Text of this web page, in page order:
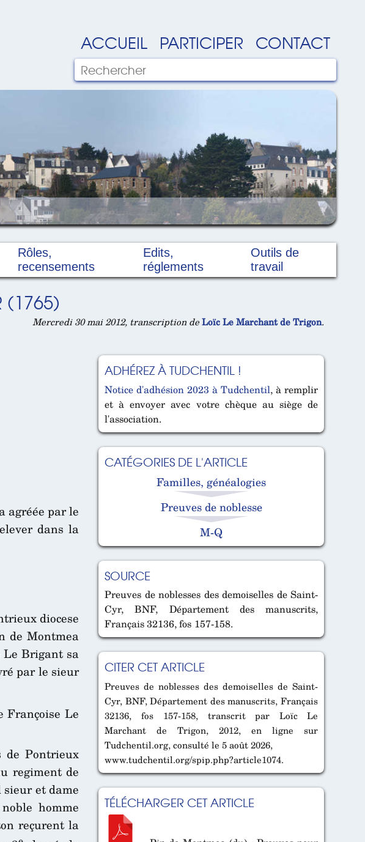
ACCUEIL PARTICIPER CONTACT
Rôles,
recensements
Edits,
réglements
Outils de
travail
(1765)
Mercredi 30 mai 2012, transcription deLoïc Le Marchant de Trigon.
ADHÉREZ À TUDCHENTIL !
Notice d'adhésion 2023 à Tudchentil, à remplir
et à envoyer avec votre chèque au siège de
l'association.
CATÉGORIES DE L'ARTICLE
Familles, généalogies
Preuves de noblesse
M-Q
SOURCE
Preuves de noblesses des demoiselles de Saint-
Cyr, BNF, Département des manuscrits,
Français 32136, fos 157-158.
CITER CET ARTICLE
Preuves de noblesses des demoiselles de Saint-
Cyr, BNF, Département des manuscrits, Français
32136, fos 157-158, transcrit par Loïc Le
Marchant de Trigon, 2012, en ligne sur
Tudchentil.org, consulté le 5 août 2026,
www.tudchentil.org/spip.php?article1074.
TÉLÉCHARGER CET ARTICLE
agréée par le
dans la
diocese
de Montmea
Le Brigant sa
par le sieur
Françoise Le
de Pontrieux
regiment de
et dame
homme
reçurent la